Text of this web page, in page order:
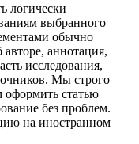
логически
выбранного
обычно
авторе, аннотация,
исследования,
Мы строго
оформить статью
без проблем.
на иностранном